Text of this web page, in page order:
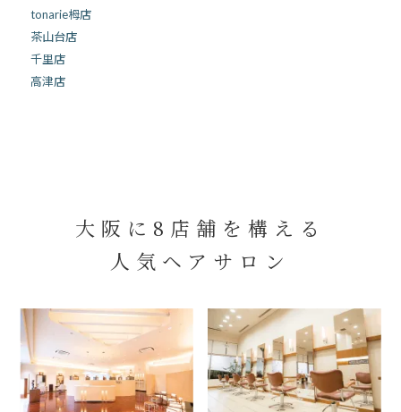
tonarie栂店
茶山台店
千里店
高津店
大阪に8店舗を構える
人気ヘアサロン